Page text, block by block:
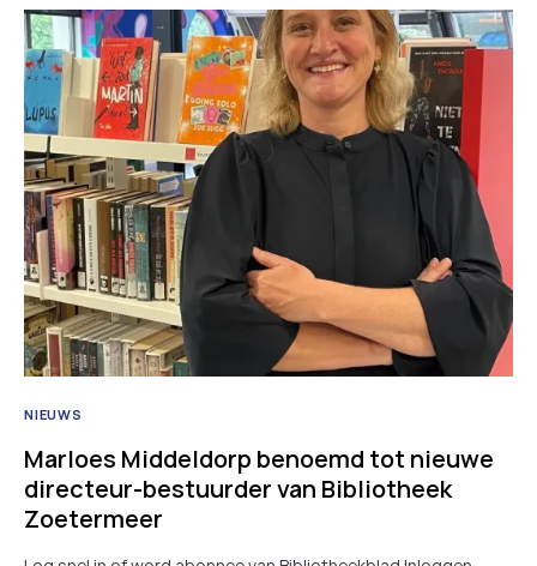
NIEUWS
Marloes Middeldorp benoemd tot nieuwe
directeur-bestuurder van Bibliotheek
Zoetermeer